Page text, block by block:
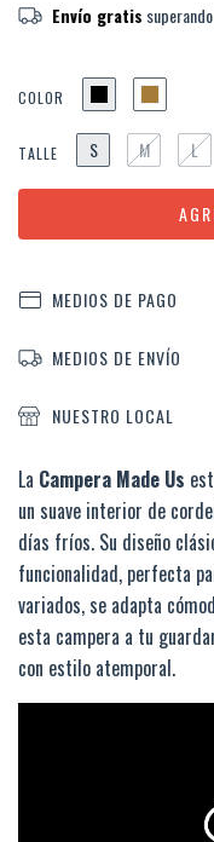
Envío gratis
COLOR
TALLE S M L
MEDIOS DE PAGO
MEDIOS DE ENVÍO
NUESTRO LOCAL
La Campera Made Us
un suave interior de
días fríos. Su diseño
funcionalidad, perfecta
variados, se adapta
esta campera a tu
con estilo atemporal.